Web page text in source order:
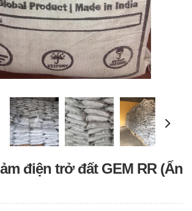
điện trở đất GEM RR (Ấn